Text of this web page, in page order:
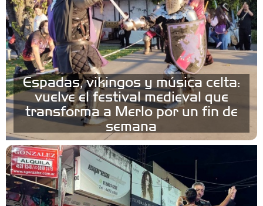
Espadas, vikingos y música celta:
vuelve el festival medieval que
transforma a Merlo por un fin de
semana